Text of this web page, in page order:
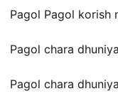
Pagol Pagol korish
Pagol chara
Pagol chara